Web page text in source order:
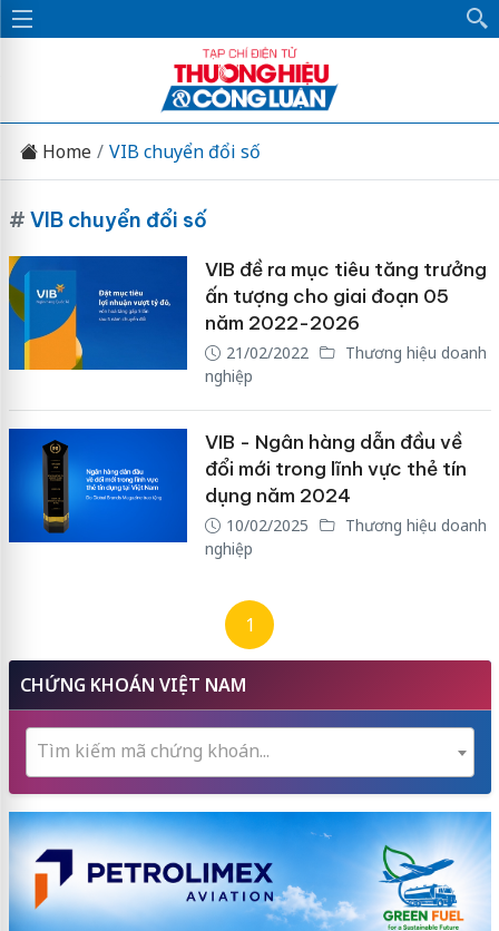
Home VIB chuyển đổi số
# VIB chuyển đổi số
VIB đề ra mục tiêu tăng trưởng
ấn tượng cho giai đoạn 05
năm 2022-2026
21/02/2022
Thương hiệu doanh
nghiệp
VIB - Ngân hàng dẫn đầu về
đổi mới trong lĩnh vực thẻ tín
dụng năm 2024
10/02/2025
Thương hiệu doanh
nghiệp
1
CHỨNG KHOÁN VIỆT NAM
Tìm kiếm mã chứng khoán...